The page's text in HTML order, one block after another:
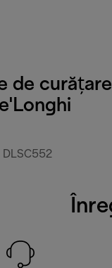
de curățare
DLSC552